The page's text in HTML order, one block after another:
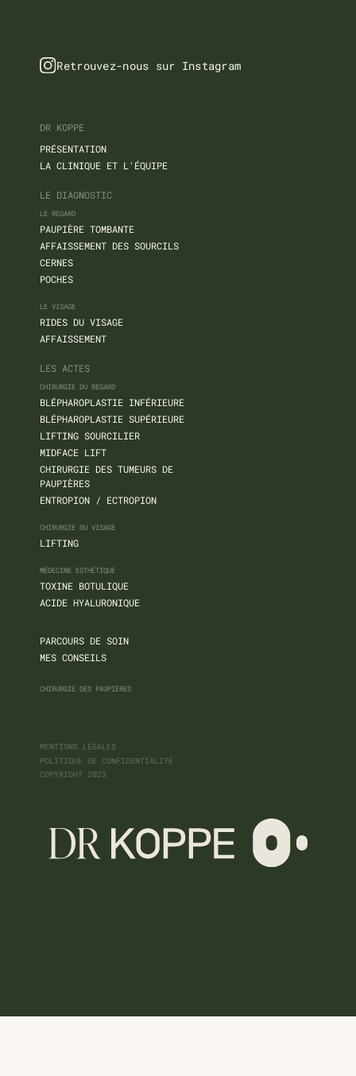
Retrouvez-nous sur Instagram
DR KOPPE
PRÉSENTATION
LA CLINIQUE ET L'ÉQUIPE
LE DIAGNOSTIC
LE REGARD
PAUPIÈRE TOMBANTE
AFFAISSEMENT DES SOURCILS
CERNES
POCHES
LE VISAGE
RIDES DU VISAGE
AFFAISSEMENT
LES ACTES
CHIRURGIE DU REGARD
BLÉPHAROPLASTIE INFÉRIEURE
BLÉPHAROPLASTIE SUPÉRIEURE
LIFTING SOURCILIER
MIDFACE LIFT
CHIRURGIE DES TUMEURS DE
PAUPIÈRES
ENTROPION / ECTROPION
CHIRURGIE DU VISAGE
LIFTING
MÉDECINE ESTHÉTIQUE
TOXINE BOTULIQUE
ACIDE HYALURONIQUE
PARCOURS DE SOIN
MES CONSEILS
CHIRURGIE DES PAUPIÈRES
MENTIONS LÉGALES
POLITIQUE DE CONFIDENTIALITÉ
COPYRIGHT 2023